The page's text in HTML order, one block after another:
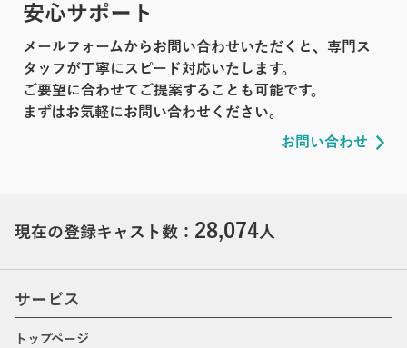
安心サポート
メールフォームからお問い合わせいただくと、専門ス
タッフが丁寧にスピード対応いたします。
ご要望に合わせてご提案することも可能です。
まずはお気軽にお問い合わせください。
お問い合わせ
現在の登録キャスト数： 28,074人
サービス
トップページ